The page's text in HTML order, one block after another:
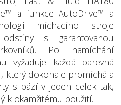
a funkce AutoDrive™ a
míchacího stroje
s garantovanou
Po namíchání
vyžaduje každá barevná
který dokonale promíchá a
s bází v jeden celek tak,
k okamžitému použití.